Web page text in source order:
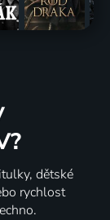
dětské
rychlost